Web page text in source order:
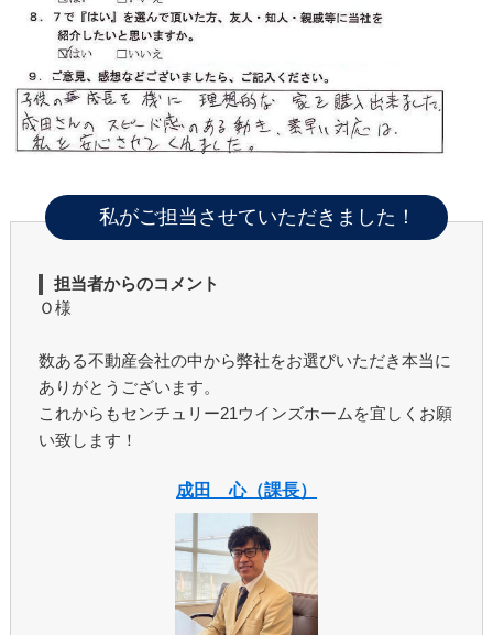
私がご担当させていただきました！
担当者からのコメント
Ｏ様
数ある不動産会社の中から弊社をお選びいただき本当に
ありがとうございます。
これからもセンチュリー21ウインズホームを宜しくお願
い致します！
成田 心（課長）